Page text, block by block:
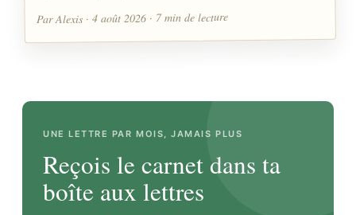
Par Alexis · 4 août 2026 · 7 min de lecture
UNE LETTRE PAR MOIS, JAMAIS PLUS
Reçois le carnet dans ta
boîte aux lettres